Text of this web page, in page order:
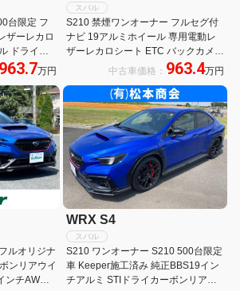
台限定 フ
ザーレカロ
ドライカ
ックカメラ
963.7万円
スバル
S210 禁煙ワンオーナー フルセグ付
ナビ 19アルミホイール 専用電動レ
ザーレカロシート ETC バックカメラ
スマートキー ドライカーボンスポイ
中古車価格： 963.4万円
ルオリジナ
ンリアウイ
ンチAW◇
WRX S4
スバル
S210 ワンオーナー S210 500台限定
車 Keeper施工済み 純正BBS19イン
チアルミ STIドライカーボンリアス